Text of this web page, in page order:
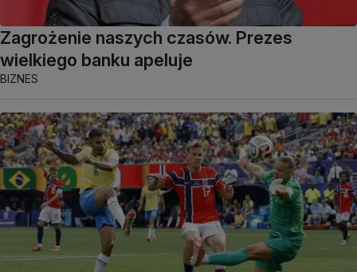
Zagrożenie naszych czasów. Prezes
wielkiego banku apeluje
BIZNES